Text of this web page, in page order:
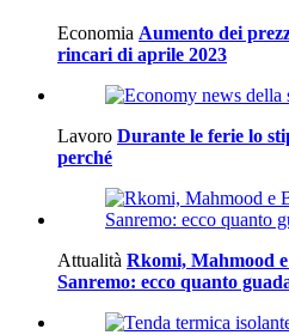
Economia Aumento dei
rincari di aprile 2023
Lavoro Durante le ferie lo
perché
Attualità Rkomi, Mahmood
Sanremo: ecco quanto